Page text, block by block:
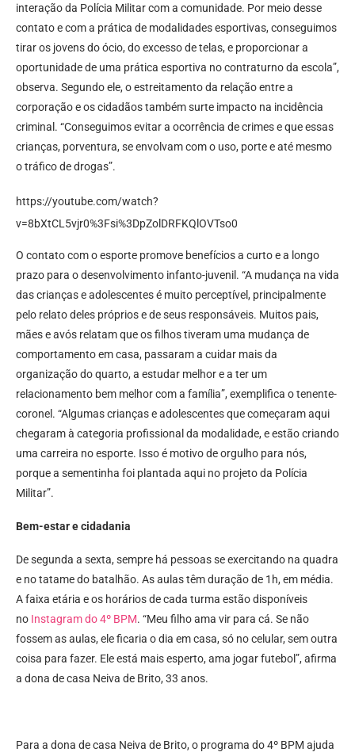
interação da Polícia Militar com a comunidade. Por meio desse
contato e com a prática de modalidades esportivas, conseguimos
tirar os jovens do ócio, do excesso de telas, e proporcionar a
oportunidade de uma prática esportiva no contraturno da escola”,
observa. Segundo ele, o estreitamento da relação entre a
corporação e os cidadãos também surte impacto na incidência
criminal. “Conseguimos evitar a ocorrência de crimes e que essas
crianças, porventura, se envolvam com o uso, porte e até mesmo
o tráfico de drogas”.
https://youtube.com/watch?
v=8bXtCL5vjr0%3Fsi%3DpZolDRFKQlOVTso0
O contato com o esporte promove benefícios a curto e a longo
prazo para o desenvolvimento infanto-juvenil. “A mudança na vida
das crianças e adolescentes é muito perceptível, principalmente
pelo relato deles próprios e de seus responsáveis. Muitos pais,
mães e avós relatam que os filhos tiveram uma mudança de
comportamento em casa, passaram a cuidar mais da
organização do quarto, a estudar melhor e a ter um
relacionamento bem melhor com a família”, exemplifica o tenente-
coronel. “Algumas crianças e adolescentes que começaram aqui
chegaram à categoria profissional da modalidade, e estão criando
uma carreira no esporte. Isso é motivo de orgulho para nós,
porque a sementinha foi plantada aqui no projeto da Polícia
Militar”.
Bem-estar e cidadania
De segunda a sexta, sempre há pessoas se exercitando na quadra
e no tatame do batalhão. As aulas têm duração de 1h, em média.
A faixa etária e os horários de cada turma estão disponíveis
no Instagram do 4º BPM. “Meu filho ama vir para cá. Se não
fossem as aulas, ele ficaria o dia em casa, só no celular, sem outra
coisa para fazer. Ele está mais esperto, ama jogar futebol”, afirma
a dona de casa Neiva de Brito, 33 anos.
Para a dona de casa Neiva de Brito, o programa do 4º BPM ajuda